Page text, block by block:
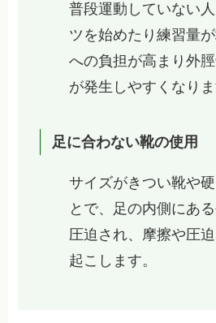
普段運動していない
ツを始めたり練習量
への負担が高まり外
が発生しやすくなりま
足に合わない靴の使用
サイズがきつい靴や
とで、足の内側にあ
圧迫され、摩擦や圧
起こします。